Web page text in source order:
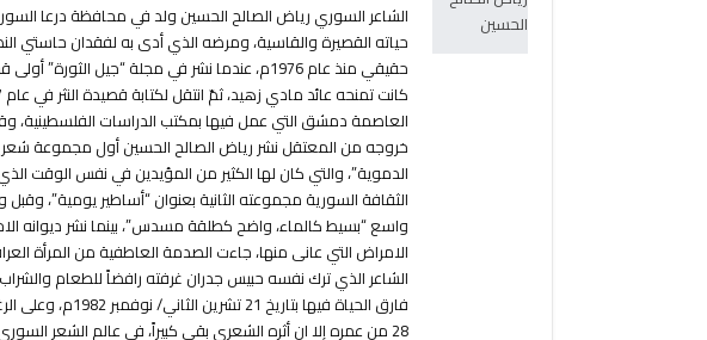
حياته القصيرة والقاسية، ومرضه الذي أدى به لفقدان حاستي
حقيقي منذ عام 1976م، عندما نشر في مجلة “جيل
العاصمة دمشق التي عمل فيها بمكتب الدراسات الفلسطينية،
الثقافة السورية مجموعته الثانية بعنوان “أساطير يومية”،
واسع “بسيط كالماء، واضح كطلقة مسدس”، بينما نشر ديوانه
الامراض التي عانى منها، جاءت الصدمة العاطفية من المرأة
الشاعر الذي ترك نفسه حبيس جدران غرفته رافضاً للطعام
فارق الحياة فيها
28 من عمره إلا ان أثره الشعري بقي كبيراً، في عالم الشعر السوري.